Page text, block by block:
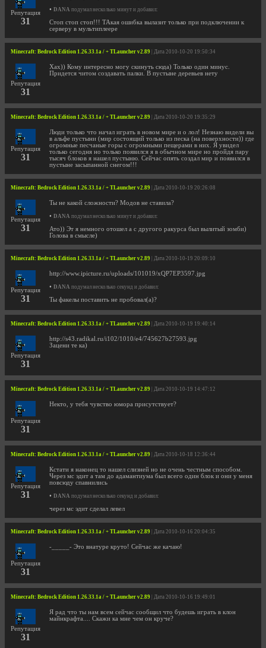
Репутация
31
• DANA подумал несколько минут и добавил:
Стоп стоп стоп!!! ТАкая ошибка вылазит только при подключении к
серверу в мультиплеере
Minecraft: Bedrock Edition 1.26.33.1a / + TLauncher v2.89 | Дата 2010-10-20 19:50:34
Репутация
31
Хах)) Кому интересно могу скинуть сюда) Только один минус.
Придется читом создавать палки. В пустыне деревьев нету
Minecraft: Bedrock Edition 1.26.33.1a / + TLauncher v2.89 | Дата 2010-10-20 19:35:29
Репутация
31
Люди только что начал играть в новом мире и о лол! Незнаю видели вы
в альфе пустыни (мир состоящий только из песка (на поверхности)) где
огромные песчаные горы с огромными пещерами в них. Я увидел
только сегодня но только появился я в обычном мире но пройдя пару
тысяч блоков я нашел пустыню. Сейчас опять создал мир и появился в
пустыне засыпанной снегом!!!
Minecraft: Bedrock Edition 1.26.33.1a / + TLauncher v2.89 | Дата 2010-10-19 20:26:08
Репутация
31
Ты не какой сложности? Модов не ставила?
• DANA подумал несколько минут и добавил:
Ато)) Эт я немного отошел а с другого ракурса был вылитый зомби)
Голова в смысле)
Minecraft: Bedrock Edition 1.26.33.1a / + TLauncher v2.89 | Дата 2010-10-19 20:09:10
Репутация
31
http://www.ipicture.ru/uploads/101019/xQP7EP3597.jpg
• DANA подумал несколько секунд и добавил:
Ты факелы поставить не пробовал(а)?
Minecraft: Bedrock Edition 1.26.33.1a / + TLauncher v2.89 | Дата 2010-10-19 19:40:14
Репутация
31
http://s43.radikal.ru/i102/1010/e4/745627b27593.jpg
Зацени те ка)
Minecraft: Bedrock Edition 1.26.33.1a / + TLauncher v2.89 | Дата 2010-10-19 14:47:12
Репутация
31
Некто, у тебя чувство юмора присутствует?
Minecraft: Bedrock Edition 1.26.33.1a / + TLauncher v2.89 | Дата 2010-10-18 12:36:44
Репутация
31
Кстати я наконец то нашел слизней но не очень честным способом.
Через мс эдит а там до адамантиума был всего один блок и они у меня
повсюду спавнились
• DANA подумал несколько секунд и добавил:
через мс эдит сделал левел
Minecraft: Bedrock Edition 1.26.33.1a / + TLauncher v2.89 | Дата 2010-10-16 20:04:35
Репутация
31
-_____- Это внатуре круто! Сейчас же качаю!
Minecraft: Bedrock Edition 1.26.33.1a / + TLauncher v2.89 | Дата 2010-10-16 19:49:01
Репутация
31
Я рад что ты нам всем сейчас сообщил что будешь играть в клон
майнкрафта.... Скажи ка мне чем он круче?